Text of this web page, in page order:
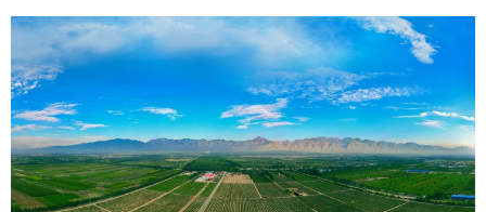
广东 广西 海南 重庆
四川 云南 西藏
陕西 甘肃 青海 宁夏
新疆 内蒙古 黑龙江